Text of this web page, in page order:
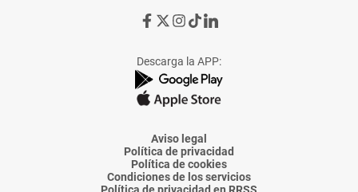
Ir
de
La
Voz
Almería
Ir
de
La
Voz
Almería
Ir
de
La
Voz
Almería
Ir
de
La
Voz
Almería
Ir
de
La
Voz
Descarga la APP:
Aviso legal
Política de privacidad
Política de cookies
Condiciones de los servicios